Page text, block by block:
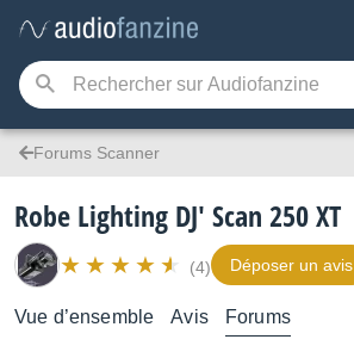
Forums Scanner
Robe Lighting DJ' Scan 250 XT
(4) Déposer un avis
Vue d’ensemble Avis Forums